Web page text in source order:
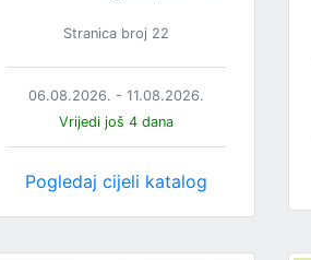
Stranica broj 22
06.08.2026. - 11.08.2026.
Vrijedi još 4 dana
Pogledaj cijeli katalog